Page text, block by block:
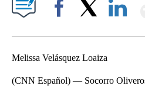
Melissa Velásquez Loaiza
(CNN Español) — Socorro